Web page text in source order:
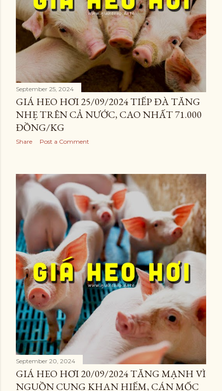
September 25, 2024
GIÁ HEO HƠI 25/09/2024 TIẾP ĐÀ TĂNG
NHẸ TRÊN CẢ NƯỚC, CAO NHẤT 71.000
ĐỒNG/KG
Share Post a Comment
September 20, 2024
GIÁ HEO HƠI 20/09/2024 TĂNG MẠNH VÌ
NGUỒN CUNG KHAN HIẾM, CÁN MỐC